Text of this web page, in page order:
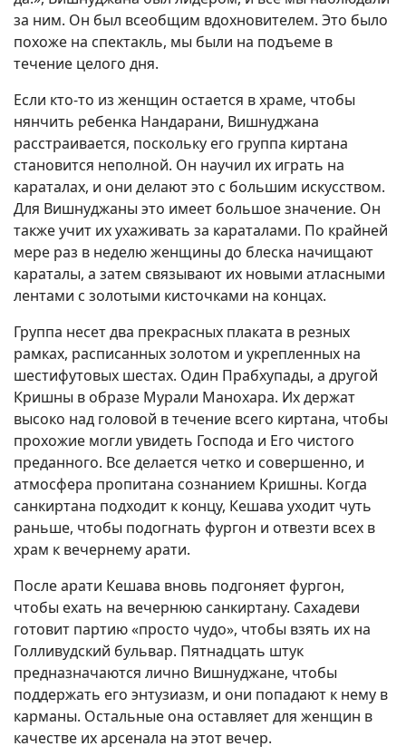
за ним. Он был всеобщим вдохновителем. Это было
похоже на спектакль, мы были на подъеме в
течение целого дня.
Если кто-то из женщин остается в храме, чтобы
нянчить ребенка Нандарани, Вишнуджана
расстраивается, поскольку его группа киртана
становится неполной. Он научил их играть на
караталах, и они делают это с большим искусством.
Для Вишнуджаны это имеет большое значение. Он
также учит их ухаживать за караталами. По крайней
мере раз в неделю женщины до блеска начищают
караталы, а затем связывают их новыми атласными
лентами с золотыми кисточками на концах.
Группа несет два прекрасных плаката в резных
рамках, расписанных золотом и укрепленных на
шестифутовых шестах. Один Прабхупады, а другой
Кришны в образе Мурали Манохара. Их держат
высоко над головой в течение всего киртана, чтобы
прохожие могли увидеть Господа и Его чистого
преданного. Все делается четко и совершенно, и
атмосфера пропитана сознанием Кришны. Когда
санкиртана подходит к концу, Кешава уходит чуть
раньше, чтобы подогнать фургон и отвезти всех в
храм к вечернему арати.
После арати Кешава вновь подгоняет фургон,
чтобы ехать на вечернюю санкиртану. Сахадеви
готовит партию «просто чудо», чтобы взять их на
Голливудский бульвар. Пятнадцать штук
предназначаются лично Вишнуджане, чтобы
поддержать его энтузиазм, и они попадают к нему в
карманы. Остальные она оставляет для женщин в
качестве их арсенала на этот вечер.